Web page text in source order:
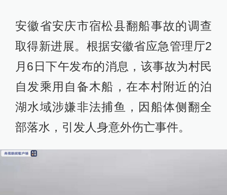
安徽省安庆市宿松县翻船事故的调查
取得新进展。根据安徽省应急管理厅2
月6日下午发布的消息，该事故为村民
自发乘用自备木船，在本村附近的泊
湖水域涉嫌非法捕鱼，因船体侧翻全
部落水，引发人身意外伤亡事件。